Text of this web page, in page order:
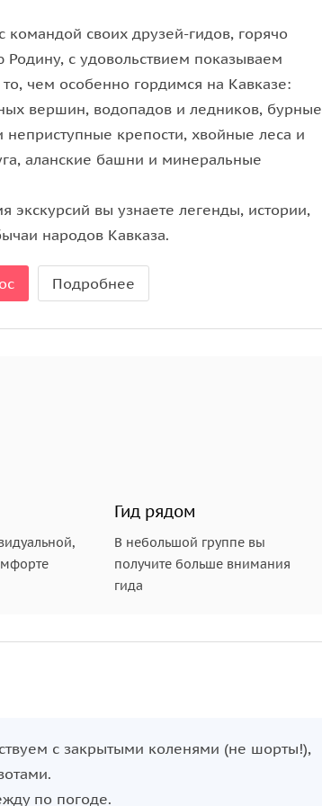
командой своих друзей-гидов, горячо
с удовольствием показываем
чем особенно гордимся на Кавказе:
вершин, водопадов и ледников, бурные
неприступные крепости, хвойные леса и
аланские башни и минеральные
экскурсий вы узнаете легенды, истории,
народов Кавказа.
Подробнее
Гид рядом
В небольшой группе вы
получите больше внимания
гида
с закрытыми коленями (не шорты!),
по погоде.